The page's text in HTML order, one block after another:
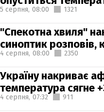
5 серпня, 08:00 1321
"Спекотна хвиля"
синоптик розповів,
4 серпня, 08:00 2350
Україну накриває
температура сягне
4 серпня, 07:32 911